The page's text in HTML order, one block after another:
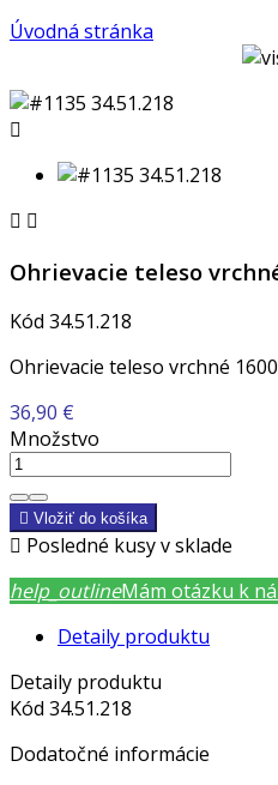
Úvodná stránka

 
Ohrievacie teleso
Kód 34.51.218
Ohrievacie teleso vrchné
36,90 €
Množstvo
 Vložiť do košíka
 Posledné kusy v sklade
help_outlineMám otázku k
Detaily produktu
Detaily produktu
Kód 34.51.218
Dodatočné informácie